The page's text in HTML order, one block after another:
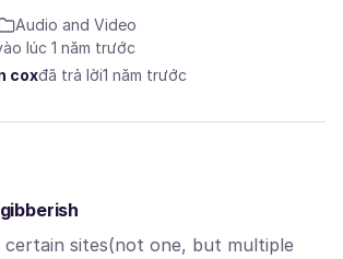
Audio and Video
lúc 1 năm trước
coxđã trả lời1 năm trước
certain sites(not one, but multiple